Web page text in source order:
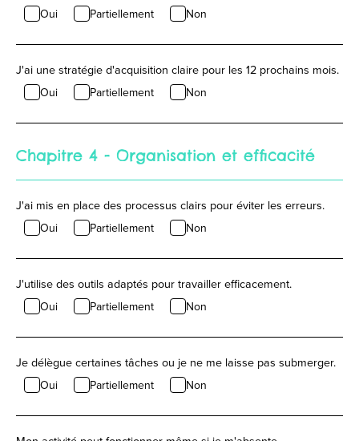
Oui Partiellement Non
J'ai une stratégie d'acquisition claire pour les 12 prochains mois.
Oui Partiellement Non
Chapitre 4 - Organisation et efficacité
J'ai mis en place des processus clairs pour éviter les erreurs.
Oui Partiellement Non
J'utilise des outils adaptés pour travailler efficacement.
Oui Partiellement Non
Je délègue certaines tâches ou je ne me laisse pas submerger.
Oui Partiellement Non